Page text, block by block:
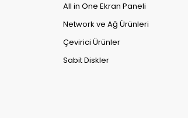
All in One Ekran Paneli
Network ve Ağ Ürünleri
Çevirici Ürünler
Sabit Diskler